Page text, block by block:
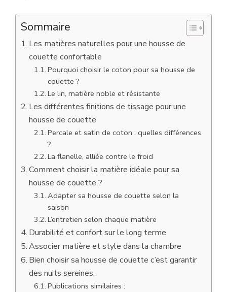
Sommaire
Les matières naturelles pour une housse de
couette confortable
Pourquoi choisir le coton pour sa housse de
couette ?
Le lin, matière noble et résistante
Les différentes finitions de tissage pour une
housse de couette
Percale et satin de coton : quelles différences
?
La flanelle, alliée contre le froid
Comment choisir la matière idéale pour sa
housse de couette ?
Adapter sa housse de couette selon la
saison
L’entretien selon chaque matière
Durabilité et confort sur le long terme
Associer matière et style dans la chambre
Bien choisir sa housse de couette c’est garantir
des nuits sereines.
Publications similaires :